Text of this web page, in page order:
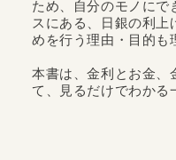
ため、自分のモノに
スにある、日銀の利
めを行う理由・目的も
本書は、金利とお金、
て、見るだけでわかる